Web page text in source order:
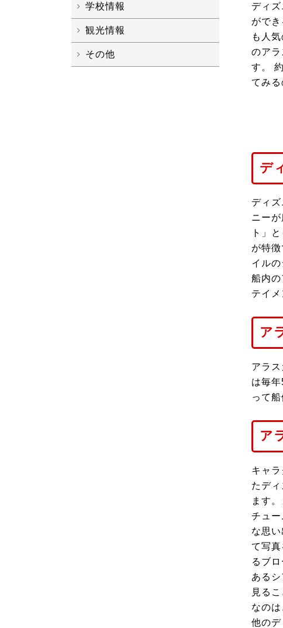
ディ
がで
も人
のア
す。
てみる
デ
ディ
ニー
ト」
が特
イル
船内
テイ
ア
アラ
は毎
って
ア
キャ
たデ
ます
チュ
な思
て写
るブ
ある
見る
なの
他の
学校情報
観光情報
その他